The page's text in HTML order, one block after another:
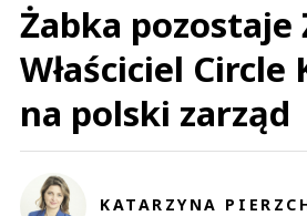
Żabka pozostaje
Właściciel Circle
na polski zarząd
KATARZYNA